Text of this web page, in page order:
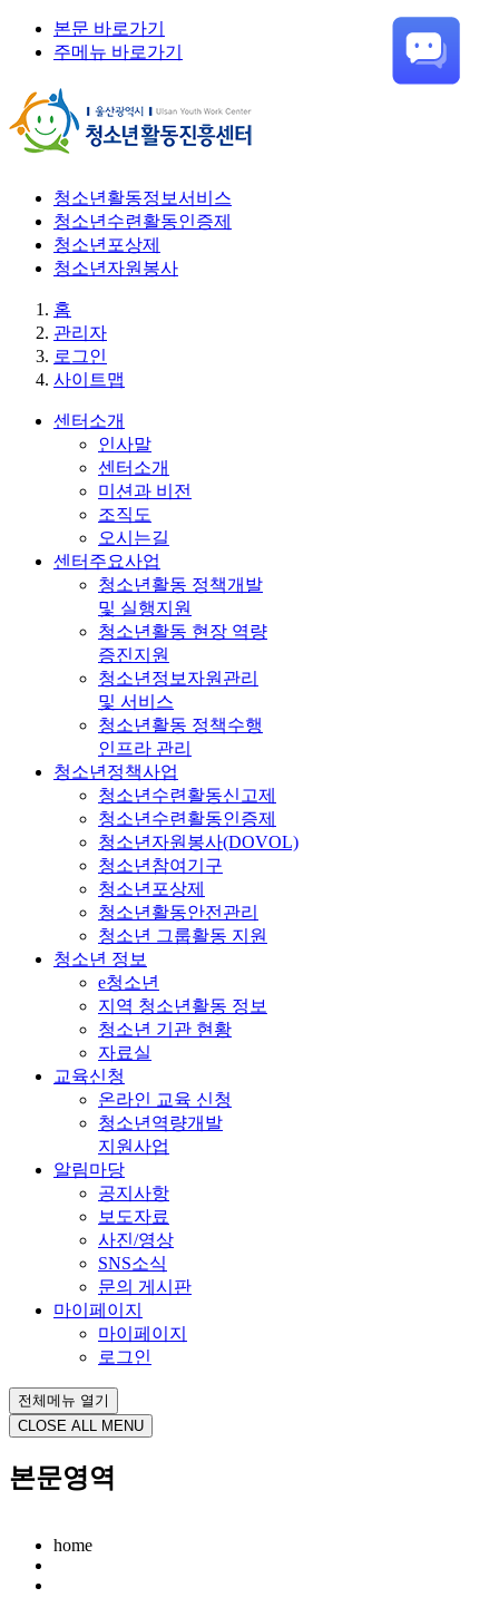
본문 바로가기
주메뉴 바로가기
청소년활동정보서비스
청소년수련활동인증제
청소년포상제
청소년자원봉사
홈
관리자
로그인
사이트맵
센터소개
인사말
센터소개
미션과 비전
조직도
오시는길
센터주요사업
청소년활동 정책개발
및 실행지원
청소년활동 현장 역량
증진지원
청소년정보자원관리
및 서비스
청소년활동 정책수행
인프라 관리
청소년정책사업
청소년수련활동신고제
청소년수련활동인증제
청소년자원봉사(DOVOL)
청소년참여기구
청소년포상제
청소년활동안전관리
청소년 그룹활동 지원
청소년 정보
e청소년
지역 청소년활동 정보
청소년 기관 현황
자료실
교육신청
온라인 교육 신청
청소년역량개발
지원사업
알림마당
공지사항
보도자료
사진/영상
SNS소식
문의 게시판
마이페이지
마이페이지
로그인
전체메뉴 열기
CLOSE ALL MENU
본문영역
home